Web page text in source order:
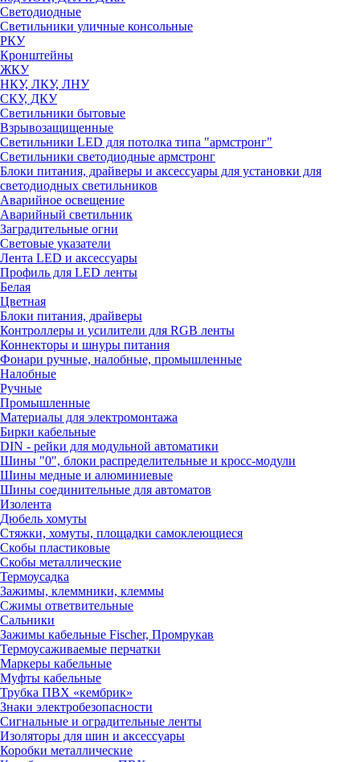
Светодиодные
Светильники уличные консольные
РКУ
Кронштейны
ЖКУ
НКУ, ЛКУ, ЛНУ
СКУ, ДКУ
Светильники бытовые
Взрывозащищенные
Светильники LED для потолка типа "армстронг"
Светильники светодиодные армстронг
Блоки питания, драйверы и аксессуары для установки для
светодиодных светильников
Аварийное освещение
Аварийный светильник
Заградительные огни
Световые указатели
Лента LED и аксессуары
Профиль для LED ленты
Белая
Цветная
Блоки питания, драйверы
Контроллеры и усилители для RGB ленты
Коннекторы и шнуры питания
Фонари ручные, налобные, промышленные
Налобные
Ручные
Промышленные
Материалы для электромонтажа
Бирки кабельные
DIN - рейки для модульной автоматики
Шины "0", блоки распределительные и кросс-модули
Шины медные и алюминиевые
Шины соединительные для автоматов
Изолента
Дюбель хомуты
Стяжки, хомуты, площадки самоклеющиеся
Скобы пластиковые
Скобы металлические
Термоусадка
Зажимы, клеммники, клеммы
Сжимы ответвительные
Сальники
Зажимы кабельные Fischer, Промрукав
Термоусаживаемые перчатки
Маркеры кабельные
Муфты кабельные
Трубка ПВХ «кембрик»
Знаки электробезопасности
Сигнальные и оградительные ленты
Изоляторы для шин и аксессуары
Коробки металлические